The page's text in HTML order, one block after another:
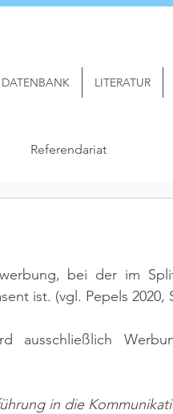
DATENBANK LITERATUR
Referendariat
bei der im
ist. (vgl. Pepels 2020,
ausschließlich
in die